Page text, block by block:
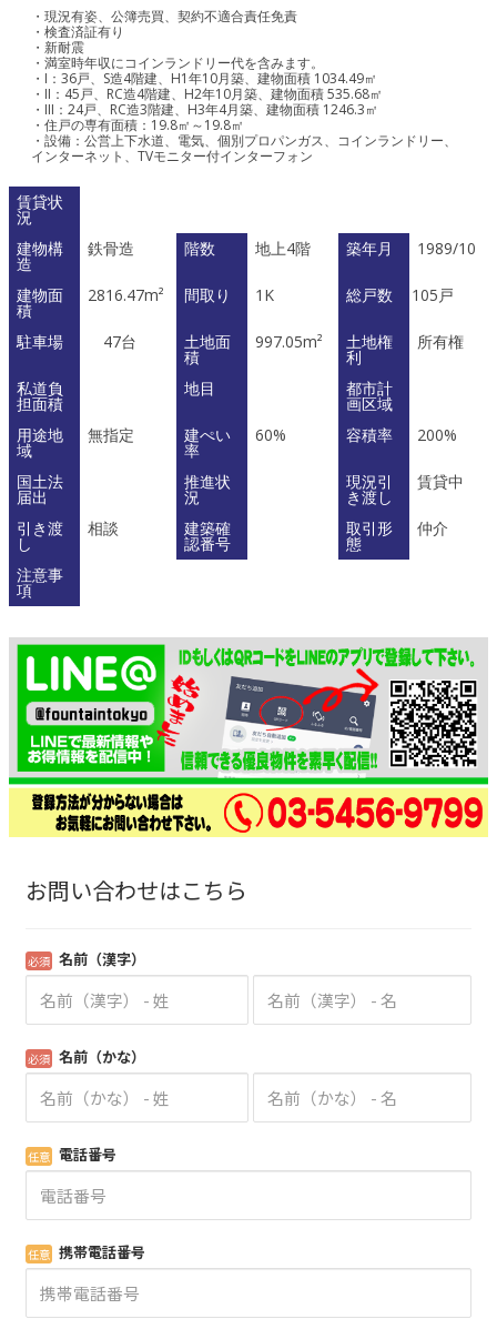
・現況有姿、公簿売買、契約不適合責任免責
・検査済証有り
・新耐震
・満室時年収にコインランドリー代を含みます。
・I：36戸、S造4階建、H1年10月築、建物面積 1034.49㎡
・II：45戸、RC造4階建、H2年10月築、建物面積 535.68㎡
・III：24戸、RC造3階建、H3年4月築、建物面積 1246.3㎡
・住戸の専有面積：19.8㎡～19.8㎡
・設備：公営上下水道、電気、個別プロパンガス、コインランドリー、
インターネット、TVモニター付インターフォン
賃貸状
況
建物構
造
鉄骨造 階数 地上4階 築年月 1989/10
建物面
積
2816.47m² 間取り 1K 総戸数 105戸
駐車場 47台 土地面
積
997.05m² 土地権
利
所有権
私道負
担面積
地目 都市計
画区域
用途地
域
無指定 建ぺい
率
60% 容積率 200%
国土法
届出
推進状
況
現況引
き渡し
賃貸中
引き渡
し
相談 建築確
認番号
取引形
態
仲介
注意事
項